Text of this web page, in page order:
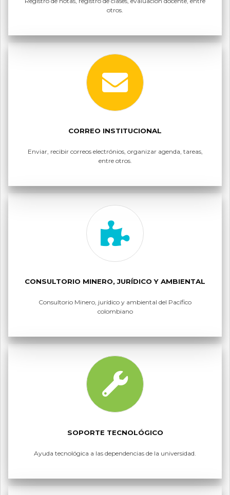
otros.
CORREO INSTITUCIONAL
Enviar, recibir correos electrónios, organizar agenda, tareas,
entre otros.
CONSULTORIO MINERO, JURÍDICO Y AMBIENTAL
Consultorio Minero, jurídico y ambiental del Pacífico
colombiano
SOPORTE TECNOLÓGICO
Ayuda tecnológica a las dependencias de la universidad.